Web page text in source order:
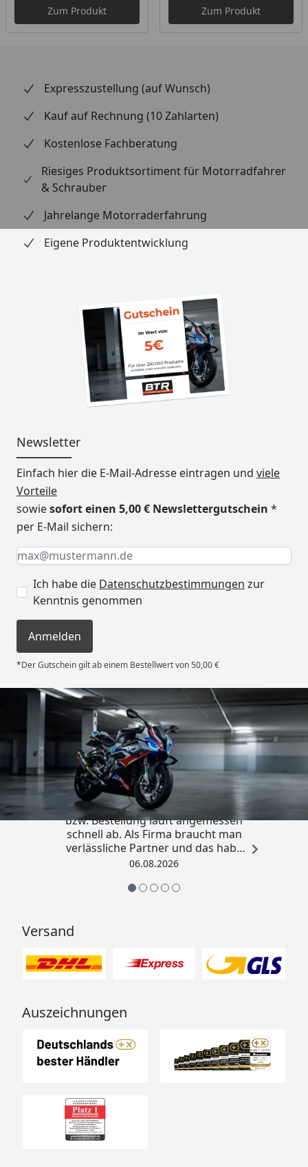
Zum Produkt Zum Produkt
Expresszustellung (auf Wunsch)
Kauf auf Rechnung (10 Zahlarten)
Kostenlose Fachberatung
Riesiges Produktsortiment für Motorradfahrer
& Schrauber
Jahrelange Motorraderfahrung
Eigene Produktentwicklung
Newsletter
Einfach hier die E-Mail-Adresse eintragen und viele
Vorteile
sowiesofort einen 5,00 € Newslettergutschein *
per E-Mail sichern:
Keine Eingabe erforderlich
Eingabe erforderlich
E-Mail *
Ich habe die Datenschutzbestimmungen zur
Kenntnis genommen
Anmelden
*Der Gutschein gilt ab einem Bestellwert von 50,00 €
Trusted Shops
4,85/ 5
„Die Abwicklung eines Auftrages
bzw. Bestellung läuft angemessen
schnell ab. Als Firma braucht man
verlässliche Partner und das habe
ich hier gefunden.“
06.08.2026
Versand
Auszeichnungen